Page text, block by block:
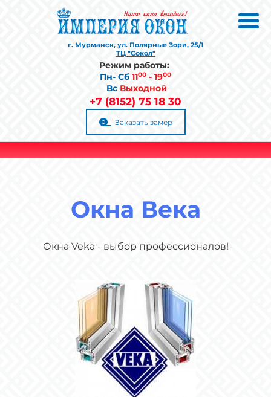
г. Мурманск, ул. Полярные Зори, 25/1
ТЦ "Сокол"
Режим работы:
Пн- Сб 1100 - 1900
Вс Выходной
+7 (8152) 75 18 30
Заказать замер
Окна Века
Окна Veka - выбор профессионалов!